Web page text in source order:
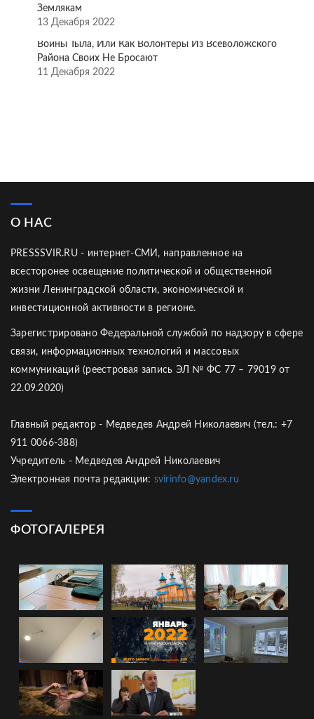
Землякам
13 Декабря 2022
Воины Тыла, Или Как Волонтёры Из Всеволожского
Района Своих Не Бросают
11 Декабря 2022
О НАС
PRESSSVIR.RU - интернет-СМИ, направленное на
всесторонее освещение политической и общественной
жизни Ленинградской области, экономической и
инвестиционной активности в регионе.
Зарегистрировано Федеральной службой по надзору в сфере
связи, информационных технологий и массовых
коммуникаций (реестровая запись ЭЛ № ФС 77 – 79019 от
22.09.2020)
Главный редактор - Медведев Андрей Николаевич (тел.: +7
911 0066-388)
Учредитель - Медведев Андрей Николаевич
Электронная почта редакции: svirinfo@yandex.ru
ФОТОГАЛЕРЕЯ